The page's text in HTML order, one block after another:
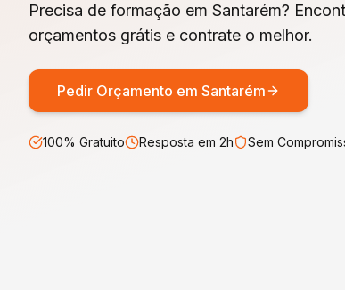
Precisa de formação em Santarém?
orçamentos grátis e contrate o melhor.
Pedir Orçamento em Santarém
100% Gratuito Resposta em 2h Sem